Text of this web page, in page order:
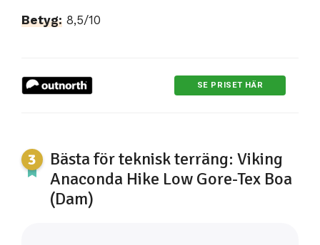
Betyg: 8,5/10
SE PRISET HÄR
Bästa för teknisk terräng: Viking
Anaconda Hike Low Gore-Tex Boa
(Dam)